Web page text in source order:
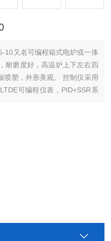
10又名可编程箱式电炉或一体
耐磨度好，高温炉上下左右四
喷塑，外形美观。 控制仪采用
可编程仪表，PID+SSR系
设有二级超温自动保护功能，